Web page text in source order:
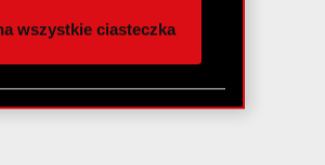
innymi danymi
z naszej witryny,
wszystkie ciasteczka